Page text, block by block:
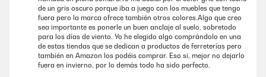
de un gris oscuro porque iba a juego con los muebles que tengo
fuera pero la marca ofrece también otros colores.Algo que creo
sea importante es ponerle un buen anclaje al suelo, sobretodo
para los días de viento. Yo he elegido algo comprándolo en una
de estas tiendas que se dedican a productos de ferreterías pero
también en Amazon los podéis comprar. Eso si, mejor no dejarlo
fuera en invierno, por lo demás todo ha sido perfecto.